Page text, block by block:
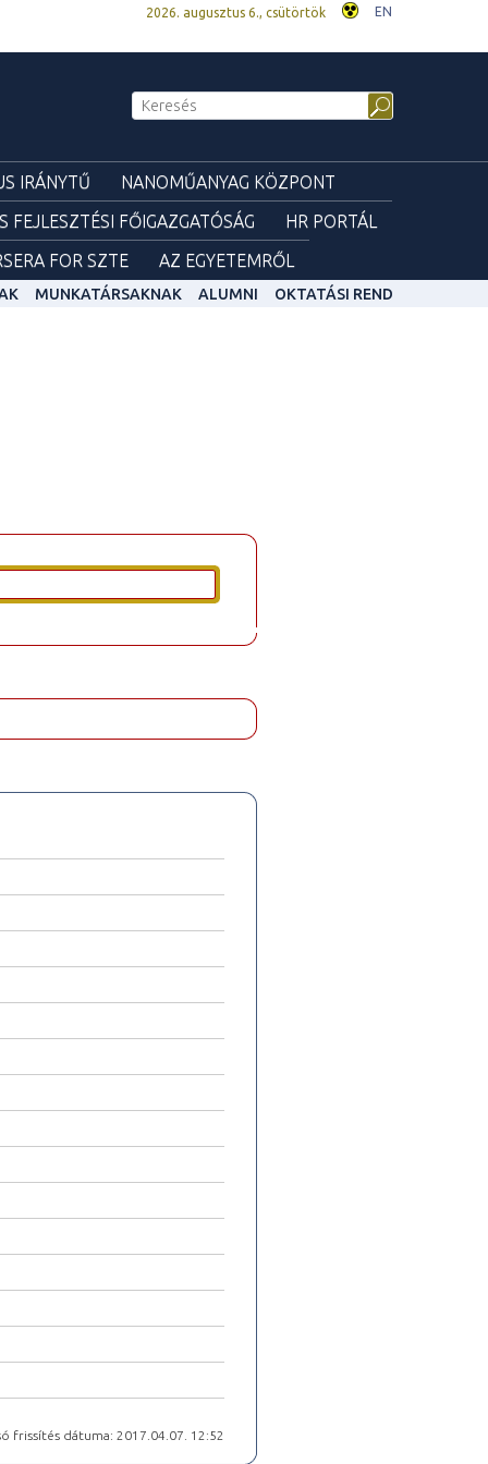
2026. augusztus 6., csütörtök EN
IRÁNYTŰ
NANOMŰANYAG KÖZPONT
FEJLESZTÉSI FŐIGAZGATÓSÁG
HR PORTÁL
FOR SZTE AZ EGYETEMRŐL
MUNKATÁRSAKNAK ALUMNI OKTATÁSI REND
frissítés dátuma: 2017.04.07. 12:52